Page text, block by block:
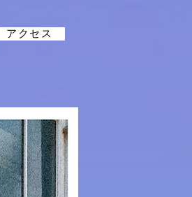
アクセス